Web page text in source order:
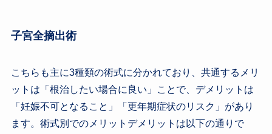
子宮全摘出術
こちらも主に3種類の術式に分かれており、共通するメリ
ットは「根治したい場合に良い」ことで、デメリットは
「妊娠不可となること」「更年期症状のリスク」があり
ます。術式別でのメリットデメリットは以下の通りで